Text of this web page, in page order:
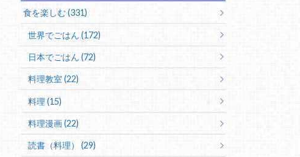
食を楽しむ (331)
世界でごはん (172)
日本でごはん (72)
料理教室 (22)
料理 (15)
料理漫画 (22)
読書（料理） (29)